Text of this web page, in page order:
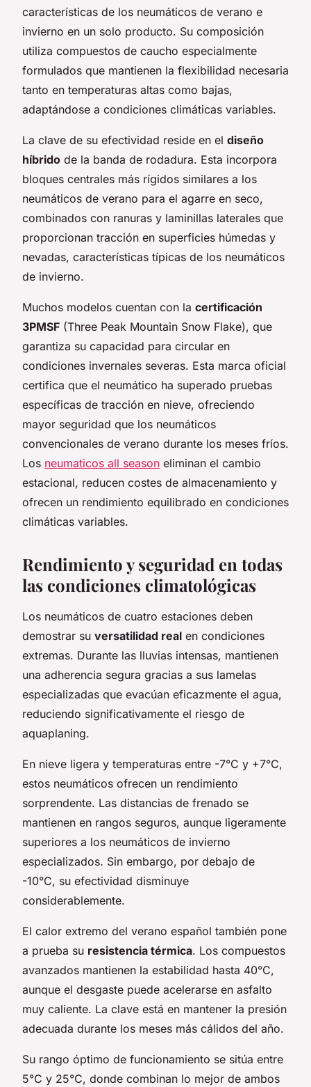
características de los neumáticos de verano e
invierno en un solo producto. Su composición
utiliza compuestos de caucho especialmente
formulados que mantienen la flexibilidad necesaria
tanto en temperaturas altas como bajas,
adaptándose a condiciones climáticas variables.
La clave de su efectividad reside en el diseño
híbrido de la banda de rodadura. Esta incorpora
bloques centrales más rígidos similares a los
neumáticos de verano para el agarre en seco,
combinados con ranuras y laminillas laterales que
proporcionan tracción en superficies húmedas y
nevadas, características típicas de los neumáticos
de invierno.
Muchos modelos cuentan con la certificación
3PMSF (Three Peak Mountain Snow Flake), que
garantiza su capacidad para circular en
condiciones invernales severas. Esta marca oficial
certifica que el neumático ha superado pruebas
específicas de tracción en nieve, ofreciendo
mayor seguridad que los neumáticos
convencionales de verano durante los meses fríos.
Los neumaticos all season eliminan el cambio
estacional, reducen costes de almacenamiento y
ofrecen un rendimiento equilibrado en condiciones
climáticas variables.
Rendimiento y seguridad en todas
las condiciones climatológicas
Los neumáticos de cuatro estaciones deben
demostrar su versatilidad real en condiciones
extremas. Durante las lluvias intensas, mantienen
una adherencia segura gracias a sus lamelas
especializadas que evacúan eficazmente el agua,
reduciendo significativamente el riesgo de
aquaplaning.
En nieve ligera y temperaturas entre -7°C y +7°C,
estos neumáticos ofrecen un rendimiento
sorprendente. Las distancias de frenado se
mantienen en rangos seguros, aunque ligeramente
superiores a los neumáticos de invierno
especializados. Sin embargo, por debajo de
-10°C, su efectividad disminuye
considerablemente.
El calor extremo del verano español también pone
a prueba su resistencia térmica. Los compuestos
avanzados mantienen la estabilidad hasta 40°C,
aunque el desgaste puede acelerarse en asfalto
muy caliente. La clave está en mantener la presión
adecuada durante los meses más cálidos del año.
Su rango óptimo de funcionamiento se sitúa entre
5°C y 25°C, donde combinan lo mejor de ambos